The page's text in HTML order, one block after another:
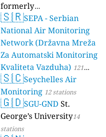
formerly
luftdaten.info35810 stations
🇸🇷SEPA - Serbian
National Air Monitoring
Network (Državna Mreža
Za Automatski Monitoring
Kvaliteta Vazduha) 121
stations
🇸🇨Seychelles Air
Monitoring 12 stations
🇬🇩SGU-GND St.
George’s University14
stations